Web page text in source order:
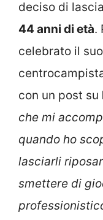
deciso di
44 anni di età.
celebrato il
con un post su
che mi
quando ho
lasciarli
smettere di